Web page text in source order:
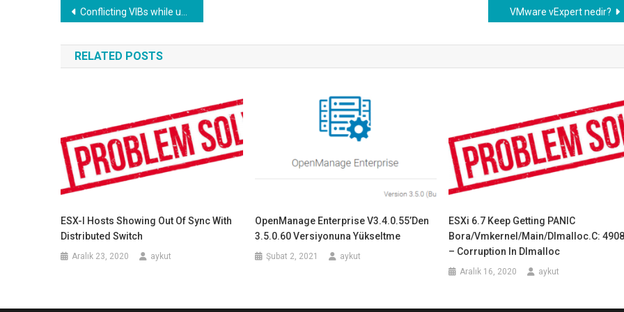
Yazı
gezinmesi
Conflicting VIBs while upgrading ESXi 6.0 to ESXi 6.5 on Dell PowerEdge R920 Server VMware vExpert nedir?
RELATED POSTS
ESX-I Hosts Showing Out Of Sync With
Distributed Switch
Aralık 23, 2020 aykut
OpenManage Enterprise V3.4.0.55’den
3.5.0.60 Versiyonuna Yükseltme
Şubat 2, 2021 aykut
ESXi 6.7 Keep Getting PANIC
Bora/vmkernel/main/dlmalloc.c:
– Corruption In Dlmalloc
Aralık 16, 2020 aykut